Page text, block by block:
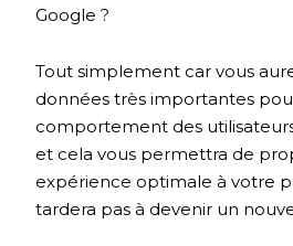
Google ?
Tout simplement car vous
données très importantes
comportement des
et cela vous permettra de
expérience optimale à votre
tardera pas à devenir un